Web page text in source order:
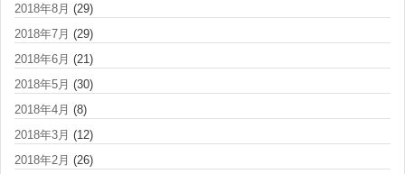
2018年8月 (29)
2018年7月 (29)
2018年6月 (21)
2018年5月 (30)
2018年4月 (8)
2018年3月 (12)
2018年2月 (26)